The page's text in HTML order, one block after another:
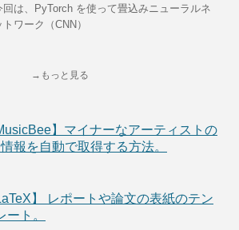
回は、PyTorch を使って畳込みニューラルネ
トワーク（CNN）
→もっと見る
】マイナーなアーティストの
報を自動で取得する方法。
】 レポートや論文の表紙のテン
ート。